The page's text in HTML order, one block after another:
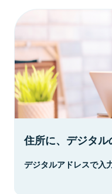
住所に、デジタル
デジタルアドレスで入